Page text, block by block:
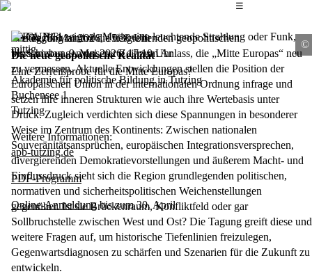
Das
☰
TAGUNG
Die neue geopolitische Realität
Eine Zerreißprobe für die Mitte Europas?
Die Tagung nimmt die tiefgreifenden geopolitischen
Verschiebungen unserer Zeit zum Anlass, die „Mitte Europas“ neu
zu vermessen. Aktuelle Entwicklungen stellen die Position der
Europäischen Union in der internationalen Ordnung infrage und
setzen ihre inneren Strukturen wie auch ihre Wertebasis unter
Druck. Zugleich verdichten sich diese Spannungen in besonderer
Weise im Zentrum des Kontinents: Zwischen nationalen
Souveränitätsansprüchen, europäischen Integrationsversprechen,
divergierenden Demokratievorstellungen und äußerem Macht- und
Einflussdruck sieht sich die Region grundlegenden politischen,
normativen und sicherheitspolitischen Weichenstellungen
gegenüber. Ist sie Brückenraum, Konfliktfeld oder gar
Sollbruchstelle zwischen West und Ost? Die Tagung greift diese und
weitere Fragen auf, um historische Tiefenlinien freizulegen,
Gegenwartsdiagnosen zu schärfen und Szenarien für die Zukunft zu
entwickeln.
Freitag, 8. Mai 2026, 15:30 Uhr
bisSamstag, 9. Mai 2026, 17:10 Uhr
Akademie für politische Bildung in Tutzing
Buchensee 1
Tutzing
Weitere Informationen:
apb-tutzing.de
PDF-Programm
Online-Anmeldungbis zum 30. April